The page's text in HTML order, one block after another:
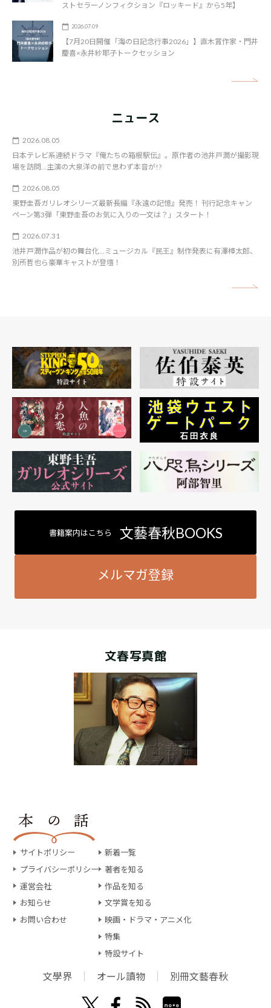
ストセラーノンフィクション『ロッキード』から5年】
2026.07.09
【7月20日開催「海の日記念行事2026」】直木賞作家・門井
慶喜×永井紗耶子トークセッション
ニュース
2026.08.05
日本テレビ系連続ドラマ『俺たちの箱根駅伝』。原作者の池井戸潤が撮影現
場を訪問…主演の大泉洋の前で思わず本音が!?
2026.08.05
東野圭吾ガリレオシリーズ最新長編『永遠の記憶』発売！ 刊行記念キャン
ペーン第3弾「東野圭吾のお気に入りの一文は？」スタート！
2026.07.31
池井戸潤作品が初の舞台化…ミュージカル『民王』制作発表に有澤樟太郎、
別所哲也ら豪華キャストが登壇！
書籍案内はこちら 文藝春秋BOOKS
メルマガ登録
文春写真館
サイトポリシー
プライバシーポリシー
運営会社
お知らせ
お問い合わせ
新着一覧
著者を知る
作品を知る
文学賞を知る
映画・ドラマ・アニメ化
特集
特設サイト
文學界 オール讀物 別冊文藝春秋